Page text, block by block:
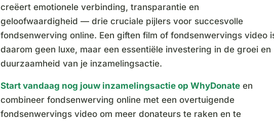
creëert emotionele verbinding, transparantie en
geloofwaardigheid — drie cruciale pijlers voor succesvolle
fondsenwerving online. Een giften film of fondsenwervings video
daarom geen luxe, maar een essentiële investering in de groei en
duurzaamheid van je inzamelingsactie.
Start vandaag nog jouw inzamelingsactie op WhyDonate en
combineer fondsenwerving online met een overtuigende
fondsenwervings video om meer donateurs te raken en te